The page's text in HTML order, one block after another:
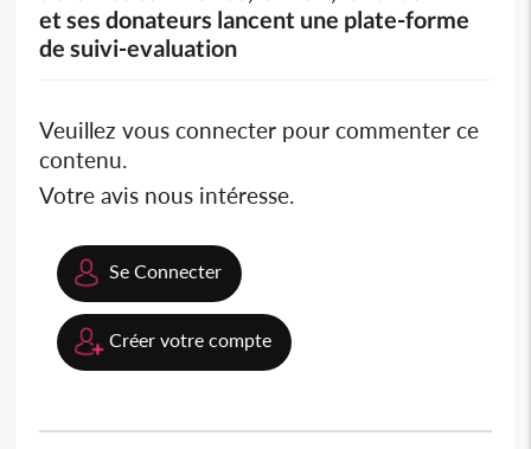
et ses donateurs lancent une plate-forme
de suivi-evaluation
Veuillez vous connecter pour commenter ce
contenu.
Votre avis nous intéresse.
Se Connecter
Créer votre compte